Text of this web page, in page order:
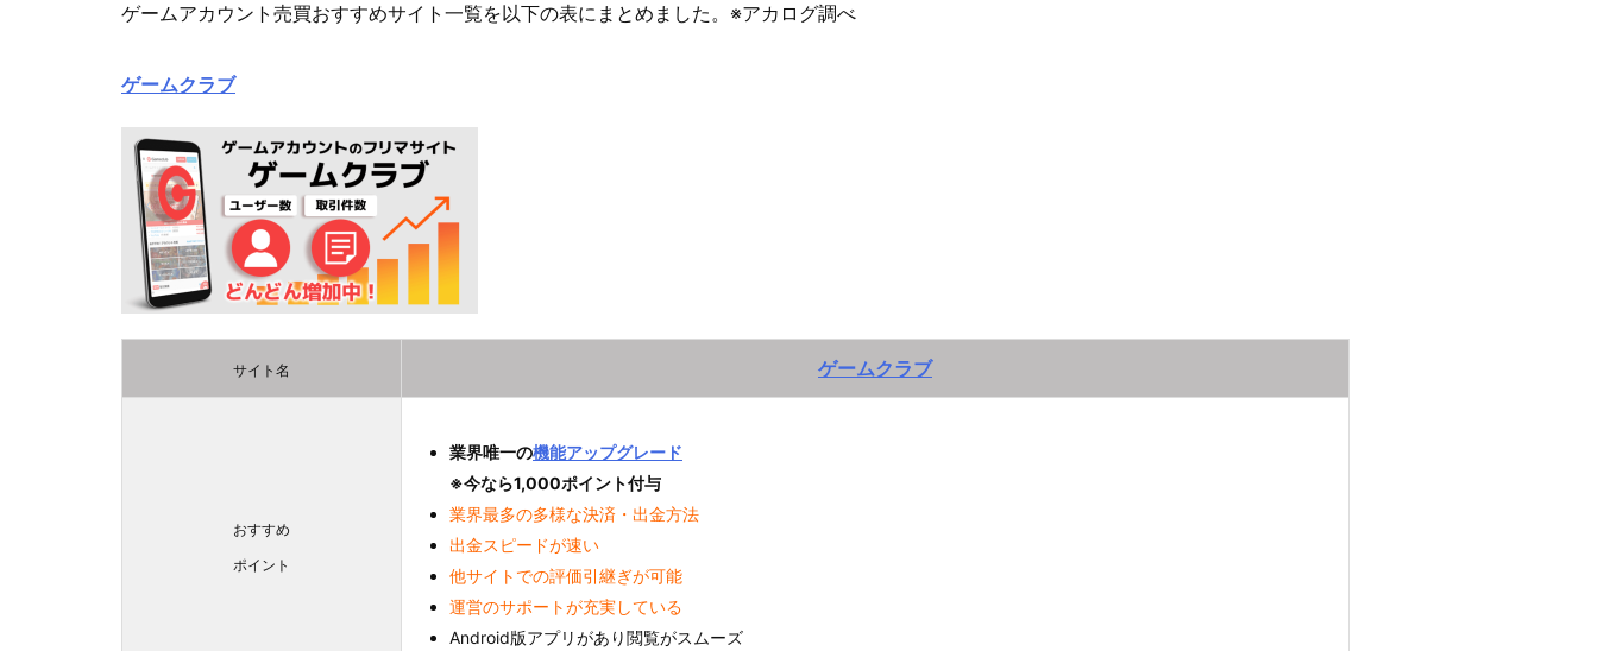
ゲームアカウント売買おすすめサイト一覧を以下の表にまとめました。※アカログ調べ
ゲームクラブ
サイト名 ゲームクラブ
おすすめ
ポイント
業界唯一の機能アップグレード
※今なら1,000ポイント付与
業界最多の多様な決済・出金方法
出金スピードが速い
他サイトでの評価引継ぎが可能
運営のサポートが充実している
Android版アプリがあり閲覧がスムーズ